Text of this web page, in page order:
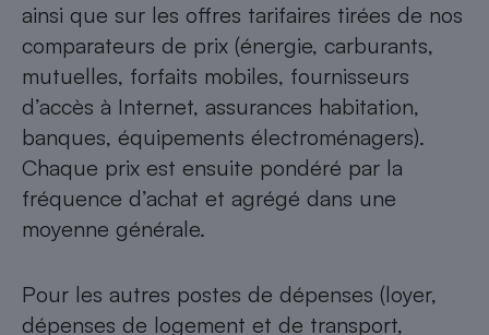
ainsi que sur les offres tarifaires tirées de nos
comparateurs de prix (énergie, carburants,
mutuelles, forfaits mobiles, fournisseurs
d’accès à Internet, assurances habitation,
banques, équipements électroménagers).
Chaque prix est ensuite pondéré par la
fréquence d’achat et agrégé dans une
moyenne générale.
Pour les autres postes de dépenses (loyer,
dépenses de logement et de transport,